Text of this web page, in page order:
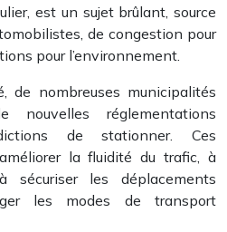
est un sujet brûlant, source
de congestion pour
pour l’environnement.
de nombreuses municipalités
réglementations
de stationner. Ces
la fluidité du trafic, à
sécuriser les déplacements
les modes de transport